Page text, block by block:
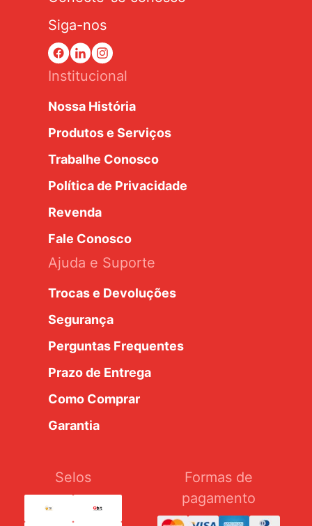
Siga-nos
Institucional
Nossa História
Produtos e Serviços
Trabalhe Conosco
Política de Privacidade
Revenda
Fale Conosco
Ajuda e Suporte
Trocas e Devoluções
Segurança
Perguntas Frequentes
Prazo de Entrega
Como Comprar
Garantia
Selos
Formas de
pagamento